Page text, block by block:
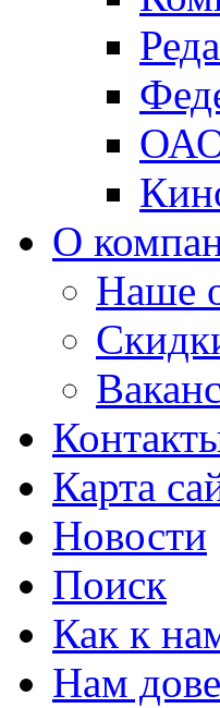
ОАО
О
Наше
Карта
Новости
Поиск
Как к
Нам